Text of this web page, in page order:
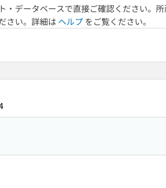
データベースで直接ご確認ください。
さい。詳細は ヘルプ をご覧ください。